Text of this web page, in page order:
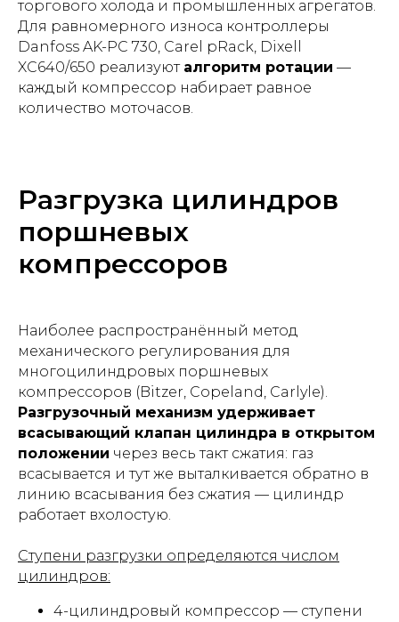
торгового холода и промышленных агрегатов.
Для равномерного износа контроллеры
Danfoss AK-PC 730, Carel pRack, Dixell
XC640/650 реализуют алгоритм ротации —
каждый компрессор набирает равное
количество моточасов.
Разгрузка цилиндров
поршневых
компрессоров
Наиболее распространённый метод
механического регулирования для
многоцилиндровых поршневых
компрессоров (Bitzer, Copeland, Carlyle).
Разгрузочный механизм удерживает
всасывающий клапан цилиндра в открытом
положении через весь такт сжатия: газ
всасывается и тут же выталкивается обратно в
линию всасывания без сжатия — цилиндр
работает вхолостую.
Ступени разгрузки определяются числом
цилиндров:
4-цилиндровый компрессор — ступени